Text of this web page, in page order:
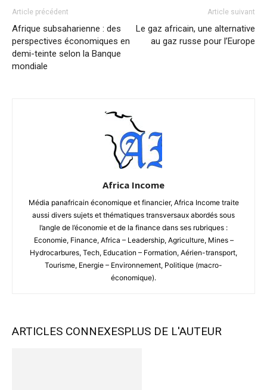
Article précédent
Afrique subsaharienne : des
perspectives économiques en
demi-teinte selon la Banque
mondiale
Article suivant
Le gaz africain, une alternative
au gaz russe pour l’Europe
Africa Income
Média panafricain économique et financier, Africa Income traite
aussi divers sujets et thématiques transversaux abordés sous
l’angle de l’économie et de la finance dans ses rubriques :
Economie, Finance, Africa – Leadership, Agriculture, Mines –
Hydrocarbures, Tech, Education – Formation, Aérien-transport,
Tourisme, Energie – Environnement, Politique (macro-
économique).
ARTICLES CONNEXESPLUS DE L'AUTEUR